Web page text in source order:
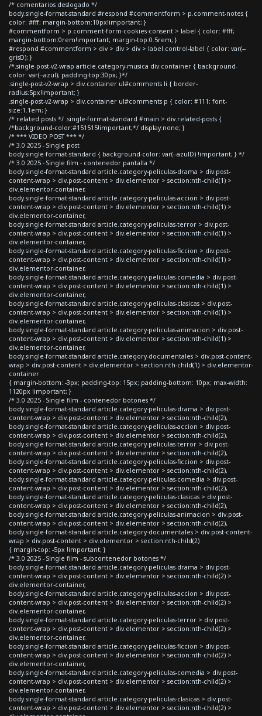
/* comentarios deslogado */
body.single-format-standard #respond #commentform > p.comment-notes {
color: #fff; margin-bottom:10px!important; }
#commentform > p.comment-form-cookies-consent > label { color: #fff;
margin-bottom:0rem!important; margin-top:0.5rem; }
#respond #commentform > div > div > div > label.control-label { color: var(--
grisD); }
/*.single-post-v2-wrap article.category-musica div.container { background-
color: var(--azul); padding-top:30px; }*/
.single-post-v2-wrap > div.container ul#comments li { border-
radius:5px!important; }
.single-post-v2-wrap > div.container ul#comments p { color: #111; font-
size:1.1em; }
/* related posts */ .single-format-standard #main > div.related-posts {
/*background-color:#151515!important;*/ display:none; }
/* *** VIDEO POST *** */
/* 3.0 2025 - Single post
body.single-format-standard { background-color: var(--azulD) !important; } */
/* 3.0 2025 - Single film - contenedor pantalla */
body.single-format-standard article.category-peliculas-drama > div.post-
content-wrap > div.post-content > div.elementor > section:nth-child(1) >
div.elementor-container,
body.single-format-standard article.category-peliculas-accion > div.post-
content-wrap > div.post-content > div.elementor > section:nth-child(1) >
div.elementor-container,
body.single-format-standard article.category-peliculas-terror > div.post-
content-wrap > div.post-content > div.elementor > section:nth-child(1) >
div.elementor-container,
body.single-format-standard article.category-peliculas-ficcion > div.post-
content-wrap > div.post-content > div.elementor > section:nth-child(1) >
div.elementor-container,
body.single-format-standard article.category-peliculas-comedia > div.post-
content-wrap > div.post-content > div.elementor > section:nth-child(1) >
div.elementor-container,
body.single-format-standard article.category-peliculas-clasicas > div.post-
content-wrap > div.post-content > div.elementor > section:nth-child(1) >
div.elementor-container,
body.single-format-standard article.category-peliculas-animacion > div.post-
content-wrap > div.post-content > div.elementor > section:nth-child(1) >
div.elementor-container,
body.single-format-standard article.category-documentales > div.post-content-
wrap > div.post-content > div.elementor > section:nth-child(1) > div.elementor-
container
{ margin-bottom: -3px; padding-top: 15px; padding-bottom: 10px; max-width:
1120px !important; }
/* 3.0 2025 - Single film - contenedor botones */
body.single-format-standard article.category-peliculas-drama > div.post-
content-wrap > div.post-content > div.elementor > section:nth-child(2),
body.single-format-standard article.category-peliculas-accion > div.post-
content-wrap > div.post-content > div.elementor > section:nth-child(2),
body.single-format-standard article.category-peliculas-terror > div.post-
content-wrap > div.post-content > div.elementor > section:nth-child(2),
body.single-format-standard article.category-peliculas-ficcion > div.post-
content-wrap > div.post-content > div.elementor > section:nth-child(2),
body.single-format-standard article.category-peliculas-comedia > div.post-
content-wrap > div.post-content > div.elementor > section:nth-child(2),
body.single-format-standard article.category-peliculas-clasicas > div.post-
content-wrap > div.post-content > div.elementor > section:nth-child(2),
body.single-format-standard article.category-peliculas-animacion > div.post-
content-wrap > div.post-content > div.elementor > section:nth-child(2),
body.single-format-standard article.category-documentales > div.post-content-
wrap > div.post-content > div.elementor > section:nth-child(2)
{ margin-top: -5px !important; }
/* 3.0 2025 - Single film - subcontenedor botones */
body.single-format-standard article.category-peliculas-drama > div.post-
content-wrap > div.post-content > div.elementor > section:nth-child(2) >
div.elementor-container,
body.single-format-standard article.category-peliculas-accion > div.post-
content-wrap > div.post-content > div.elementor > section:nth-child(2) >
div.elementor-container,
body.single-format-standard article.category-peliculas-terror > div.post-
content-wrap > div.post-content > div.elementor > section:nth-child(2) >
div.elementor-container,
body.single-format-standard article.category-peliculas-ficcion > div.post-
content-wrap > div.post-content > div.elementor > section:nth-child(2) >
div.elementor-container,
body.single-format-standard article.category-peliculas-comedia > div.post-
content-wrap > div.post-content > div.elementor > section:nth-child(2) >
div.elementor-container,
body.single-format-standard article.category-peliculas-clasicas > div.post-
content-wrap > div.post-content > div.elementor > section:nth-child(2) >